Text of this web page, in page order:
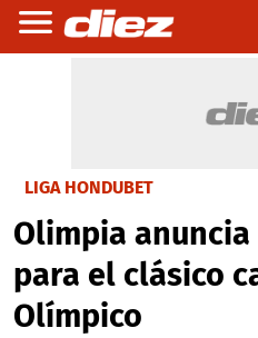
LIGA HONDUBET
Olimpia
para el clásico
Olímpico